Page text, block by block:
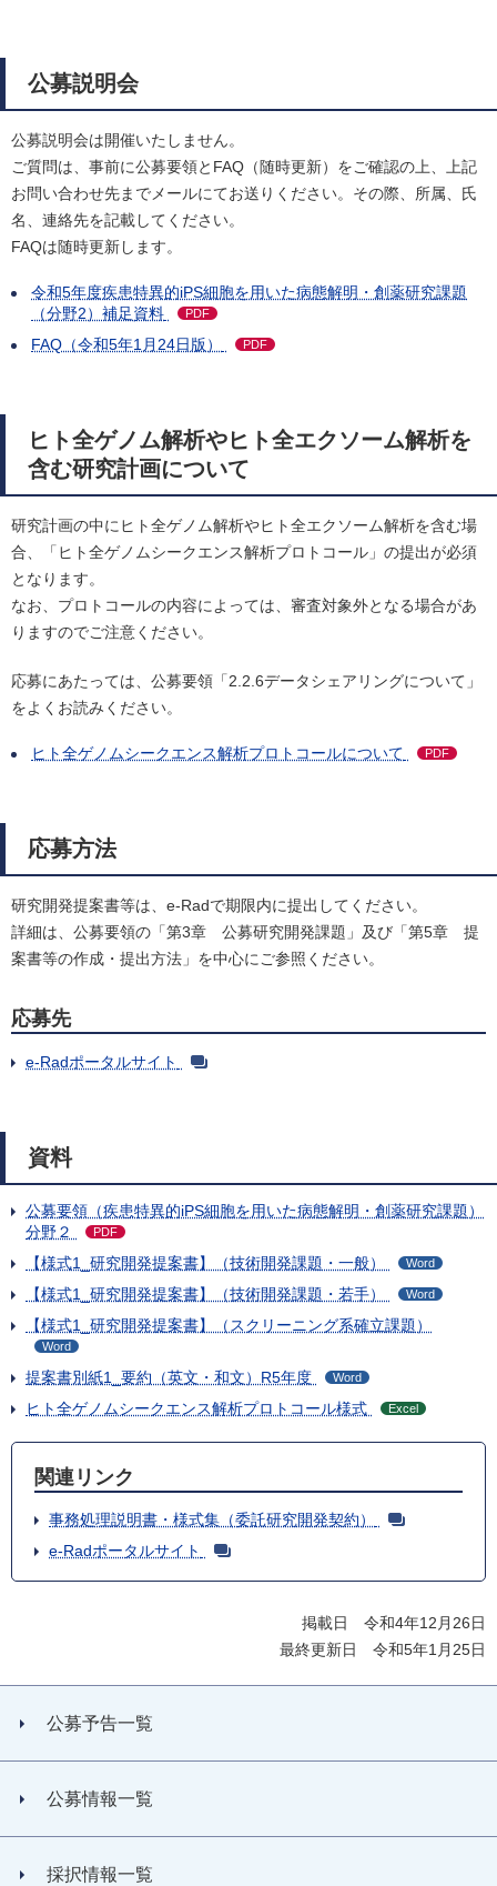
公募説明会
公募説明会は開催いたしません。
ご質問は、事前に公募要領とFAQ（随時更新）をご確認の上、上記
お問い合わせ先までメールにてお送りください。その際、所属、氏
名、連絡先を記載してください。
FAQは随時更新します。
令和5年度疾患特異的iPS細胞を用いた病態解明・創薬研究課題
（分野2）補足資料
PDF
FAQ（令和5年1月24日版） PDF
ヒト全ゲノム解析やヒト全エクソーム解析を
含む研究計画について
研究計画の中にヒト全ゲノム解析やヒト全エクソーム解析を含む場
合、「ヒト全ゲノムシークエンス解析プロトコール」の提出が必須
となります。
なお、プロトコールの内容によっては、審査対象外となる場合があ
りますのでご注意ください。
応募にあたっては、公募要領「2.2.6データシェアリングについて」
をよくお読みください。
ヒト全ゲノムシークエンス解析プロトコールについて PDF
応募方法
研究開発提案書等は、e-Radで期限内に提出してください。
詳細は、公募要領の「第3章 公募研究開発課題」及び「第5章 提
案書等の作成・提出方法」を中心にご参照ください。
応募先
e-Radポータルサイト
資料
公募要領（疾患特異的iPS細胞を用いた病態解明・創薬研究課題）
分野２
PDF
【様式1_研究開発提案書】（技術開発課題・一般） Word
【様式1_研究開発提案書】（技術開発課題・若手） Word
【様式1_研究開発提案書】（スクリーニング系確立課題）
Word
提案書別紙1_要約（英文・和文）R5年度 Word
ヒト全ゲノムシークエンス解析プロトコール様式 Excel
関連リンク
事務処理説明書・様式集（委託研究開発契約）
e-Radポータルサイト
掲載日 令和4年12月26日
最終更新日 令和5年1月25日
公募予告一覧
公募情報一覧
採択情報一覧